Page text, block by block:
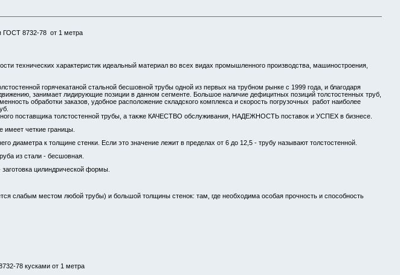
ГОСТ 8732-78 от 1 метра
технических характеристик идеальный материал во всех видах промышленного производства, машиностроения,
горячекатаной стальной бесшовной трубы одной из первых на трубном рынке с 1999 года, и благодаря
занимает лидирующие позиции в данном сегменте. Большое наличие дефицитных позиций толстостенных труб,
обработки заказов, удобное расположение складского комплекса и скорость погрузочных работ наиболее
поставщика толстостенной трубы, а также КАЧЕСТВО обслуживания, НАДЕЖНОСТЬ поставок и УСПЕХ в бизнесе.
имеет четкие границы.
диаметра к толщине стенки. Если это значение лежит в пределах от 6 до 12,5 - трубу называют толстостенной.
из стали - бесшовная.
цилиндрической формы.
слабым местом любой трубы) и большой толщины стенок: там, где необходима особая прочность и способность
78 кусками от 1 метра